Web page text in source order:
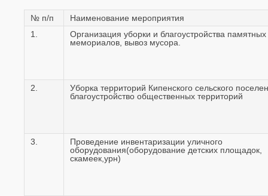
№ п/п
Наименование мероприятия
1.
Организация уборки и благоустройства памятных
мемориалов, вывоз мусора.
2.
Уборка территорий Кипенского сельского
благоустройство общественных территорий
3.
Проведение инвентаризации уличного
оборудования(оборудование детских площадок,
скамеек,урн)